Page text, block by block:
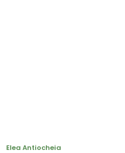
Elea Antiocheia